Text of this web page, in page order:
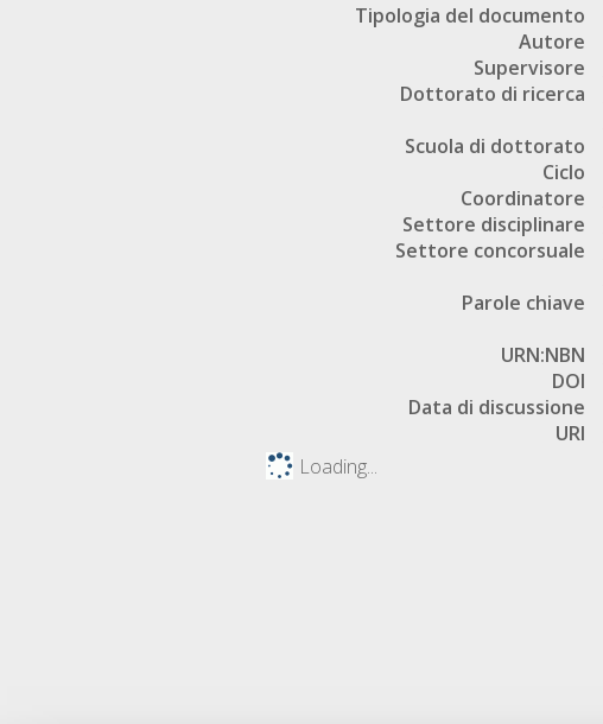
Tipologia del documento
Autore
Supervisore
Dottorato di ricerca
Scuola di dottorato
Ciclo
Coordinatore
Settore disciplinare
Settore concorsuale
Parole chiave
URN:NBN
DOI
Data di discussione
URI
Loading...